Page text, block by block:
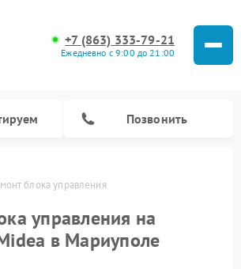
+7 (863) 333-79-21
Ежедневно с 9:00 до 21:00
Позвонить
блока управления
управления на
в Мариуполе